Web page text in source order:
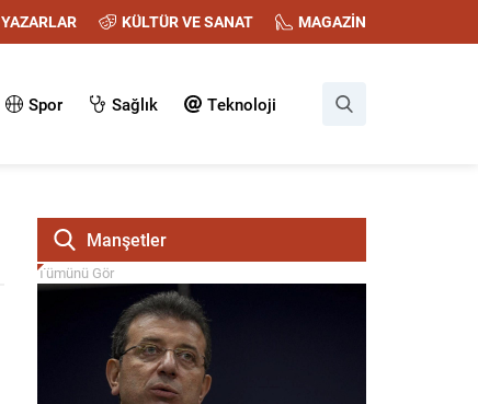
YAZARLAR KÜLTÜR VE SANAT MAGAZİN
Spor Sağlık Teknoloji
Manşetler
Tümünü Gör